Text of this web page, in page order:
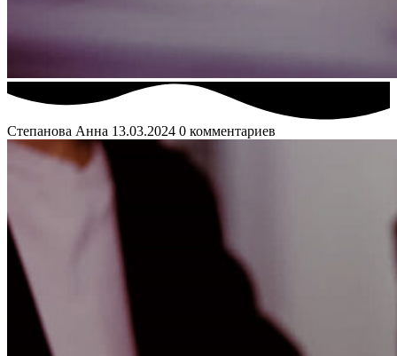
Степанова Анна 13.03.2024 0 комментариев